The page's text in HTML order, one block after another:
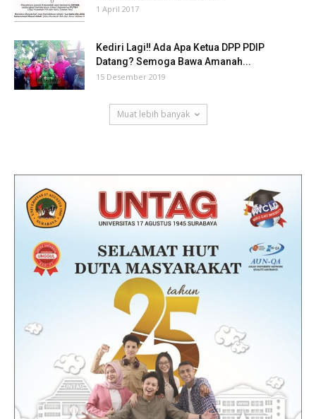
1 April 2017
Kediri Lagi‼ Ada Apa Ketua DPP PDIP
Datang? Semoga Bawa Amanah...
15 Desember 2019
Muat lebih banyak